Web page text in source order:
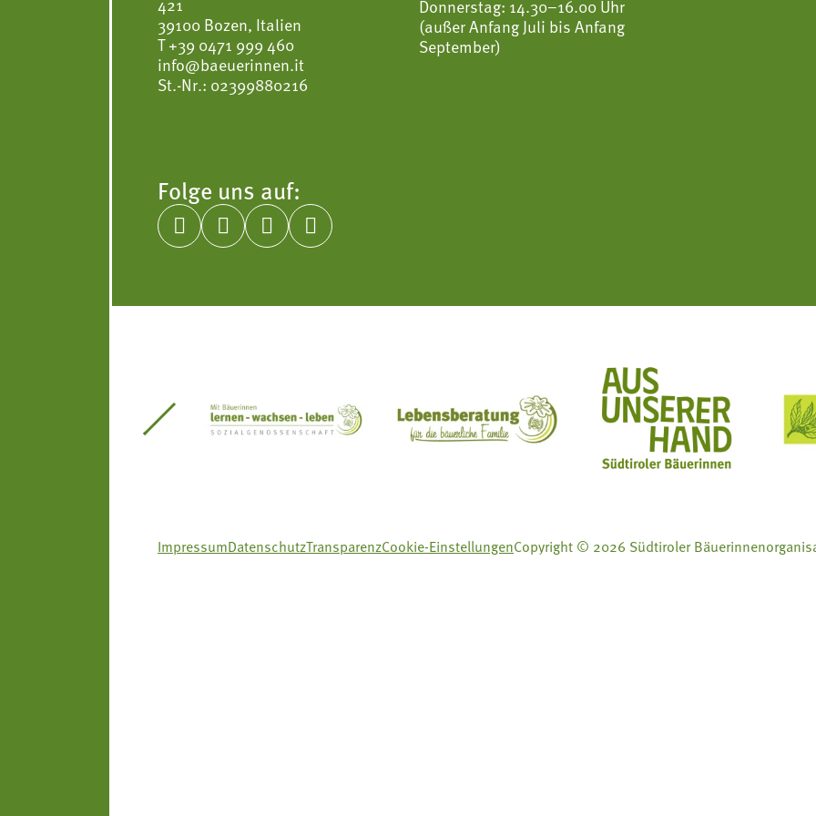
39100 Bozen, Italien
T+39 0471 999 460
info@baeuerinnen.it
St.-Nr.: 02399880216
Donnerstag: 14.30–16.00 Uhr
(außer Anfang Juli bis Anfang
September)
Folge uns auf:
   
Südtiroler Gärtnervereinigung Sozialgenossenschaft Mit Bäuerinnen lernen - wachsen - leben
Lebensberatung für die bäuerliche Familie
Aus unserer Hand
ImpressumDatenschutzTransparenzCookie-EinstellungenCopyright © 2026 Südtiroler